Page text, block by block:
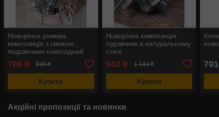
Новорічна рожева
композиція з свічкою ,
подсвечник новогодний
786 ₴ 836 ₴
Купити
Новорічна композиція ,
підсвічник в натуральному
стилі
943 ₴ 1 143 ₴
Купити
791
Акційні пропозиції та новинки